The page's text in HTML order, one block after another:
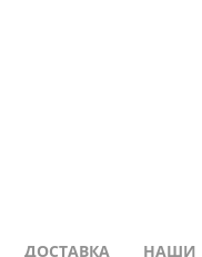
ДОСТАВКА НАШИ